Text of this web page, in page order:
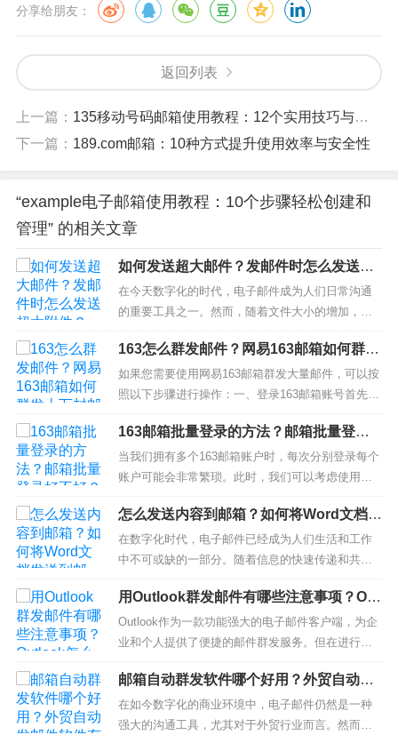
分享给朋友：
返回列表
上一篇： 135移动号码邮箱使用教程：12个实用技巧与常见问题解答
下一篇： 189.com邮箱：10种方式提升使用效率与安全性
“example电子邮箱使用教程：10个步骤轻松创建和
管理” 的相关文章
如何发送超大邮件？发邮件时怎么发送超
大附件？
在今天数字化的时代，电子邮件成为人们日常沟通
的重要工具之一。然而，随着文件大小的增加，许
多用户常常面临一个共同的问题：如何发送超大邮
件？特别是在需要共享大型附件的情况下，邮件系
统的限制可能成为一个挑战。本文将向您介绍一些
有效的方法，让您轻松应对发送超大邮件的问题。1.
使用云存储服务当附件的大小超过...
163怎么群发邮件？网易163邮箱如何群发
上万封邮件？
如果您需要使用网易163邮箱群发大量邮件，可以按
照以下步骤进行操作：一、登录163邮箱账号首先，
您需要登录自己的163邮箱账号。在浏览器中输入16
3邮箱的网址，然后输入邮箱账号和密码，点击登录
按钮即可。二、创建群发邮件列表在163邮箱中，您
可以通过创建群发邮件列表来方便地批量发送邮
件。点击左侧菜单栏...
163邮箱批量登录的方法？邮箱批量登录
好不好？
当我们拥有多个163邮箱账户时，每次分别登录每个
账户可能会非常繁琐。此时，我们可以考虑使用批
量登录的方法，一次性登录所有账户。本文将介绍1
63邮箱批量登录的方法，并探讨这种方法的优缺
点。一、163邮箱批量登录的方法使用邮箱客户端使
用邮箱客户端是实现批量登录的一种常见方法。我
们可以使用Outlook、...
怎么发送内容到邮箱？如何将Word文档发
送到邮箱？
在数字化时代，电子邮件已经成为人们生活和工作
中不可或缺的一部分。随着信息的快速传递和共享
需求的增加，学会将内容发送到邮箱变得至关重
要。本文将为您详细介绍，如何有效地发送Word文
档到邮箱，方便快捷地与他人分享您的文件。1. 登
录邮箱账户首先，要将内容发送到邮箱，您需要确
保已经成功登录您的邮箱账户。在...
用Outlook群发邮件有哪些注意事项？Out
look怎么群发邮件？
Outlook作为一款功能强大的电子邮件客户端，为企
业和个人提供了便捷的邮件群发服务。但在进行邮
件群发时，需要注意一些关键事项，以确保邮件能
够顺利送达并达到预期的效果。那么，使用Outlook
群发邮件有哪些注意事项呢？又该如何操作呢？接
下来，让我们一起探讨一下。一、确定目标受众在
邮箱自动群发软件哪个好用？外贸自动发
邮件软件有哪些？
在如今数字化的商业环境中，电子邮件仍然是一种
强大的沟通工具，尤其对于外贸行业而言。然而，